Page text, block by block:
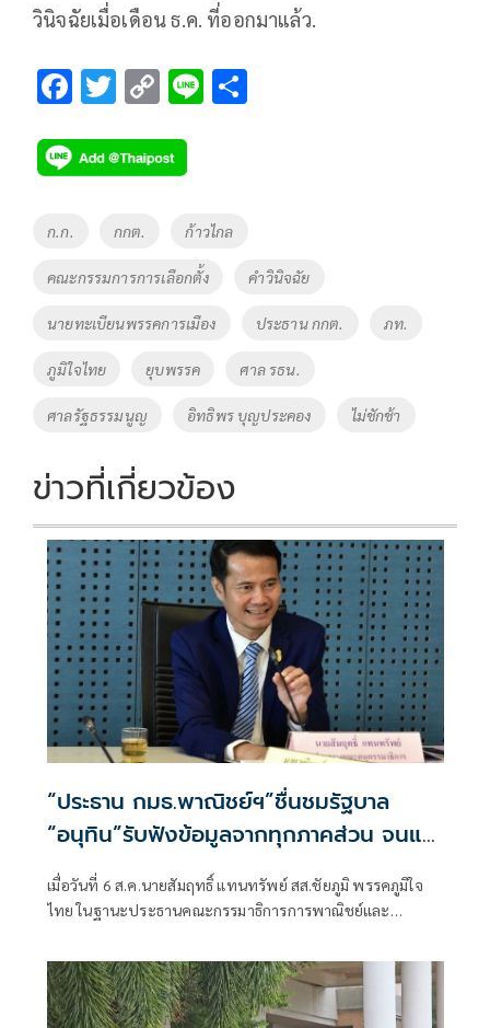
วินิจฉัยเมื่อเดือน ธ.ค. ที่ออกมาแล้ว.
F
e
b
o
k
T
tt
er
C
p
y
Li
n
k
Li
Tags
ก.ก. กกต. ก้าวไกล
คณะกรรมการการเลือกตั้ง คำวินิจฉัย
นายทะเบียนพรรคการเมือง ประธาน กกต. ภท.
ภูมิใจไทย ยุบพรรค ศาล รธน.
ศาลรัฐธรรมนูญ อิทธิพร บุญประคอง ไม่ชักช้า
ข่าวที่เกี่ยวข้อง
“ประธาน กมธ.พาณิชย์ฯ”ชื่นชมรัฐบาล
“อนุทิน”รับฟังข้อมูลจากทุกภาคส่วน จนแก้
ปัญหาภาคเกษตรได้ตรงจุด ดันราคาปาล์ม-
ยางพาราพุ่งขึ้นต่อเนื่อง เกษตรกรเริ่มยิ้มได้
เมื่อวันที่ 6 ส.ค.นายสัมฤทธิ์ แทนทรัพย์ สส.ชัยภูมิ พรรคภูมิใจ
ไทย ในฐานะประธานคณะกรรมาธิการการพาณิชย์และ
ราคาสินค้าเกษตรว่า ขณะนี้ภาพรวมถือว่าอยู่ในเกณฑ์ดี